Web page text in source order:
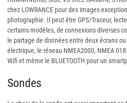
chez LOWRANCE pour des images
photographie. Il peut être GPS/Traceur,
certains modèles, de connexions diverses
le partage de données entre deux écrans
électrique, le réseau NMEA2000, NMEA
Wifi et même le BLUETOOTH pour un
Sondes